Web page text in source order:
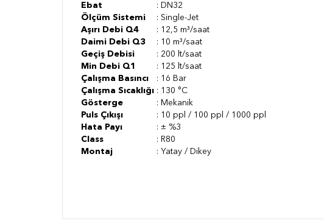
Ebat
: DN32
Ölçüm Sistemi
: Single-Jet
Aşırı Debi Q4
: 12,5 m³/saat
Daimi Debi Q3
: 10 m³/saat
Geçiş Debisi
: 200 lt/saat
Min Debi Q1
: 125 lt/saat
Çalışma Basıncı
: 16 Bar
Çalışma Sıcaklığı : 130 °C
Gösterge
: Mekanik
Puls Çıkışı
: 10 ppl / 100 ppl / 1000 ppl
Hata Payı
: ± %3
Class
: R80
Montaj
: Yatay / Dikey